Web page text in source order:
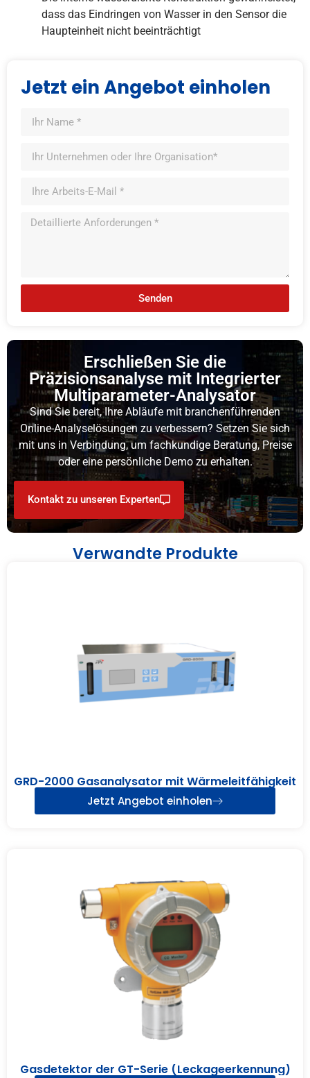
dass das Eindringen von Wasser in den Sensor die
Haupteinheit nicht beeinträchtigt
Jetzt ein Angebot einholen
Senden
Erschließen Sie die
Präzisionsanalyse mit Integrierter
Multiparameter-Analysator
Sind Sie bereit, Ihre Abläufe mit branchenführenden
Online-Analyselösungen zu verbessern? Setzen Sie sich
mit uns in Verbindung, um fachkundige Beratung, Preise
oder eine persönliche Demo zu erhalten.
Kontakt zu unseren Experten
Verwandte Produkte
GRD-2000 Gasanalysator mit Wärmeleitfähigkeit
Jetzt Angebot einholen
Gasdetektor der GT-Serie (Leckageerkennung)